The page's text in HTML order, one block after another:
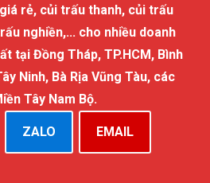
rẻ, củi trấu thanh, củi trấu
nghiền,... cho nhiều doanh
tại Đồng Tháp, TP.HCM, Bình
Ninh, Bà Rịa Vũng Tàu, các
Tây Nam Bộ.
ZALO EMAIL